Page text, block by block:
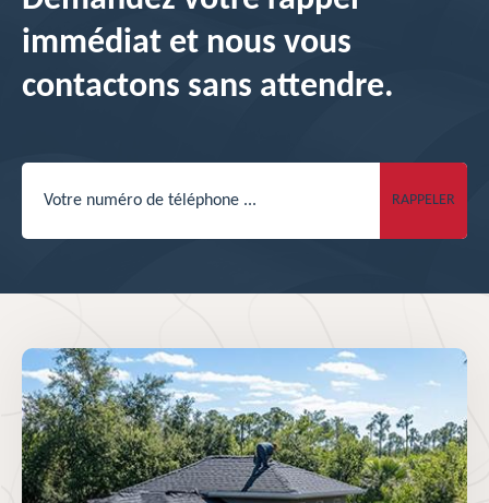
immédiat et nous vous
contactons sans attendre.